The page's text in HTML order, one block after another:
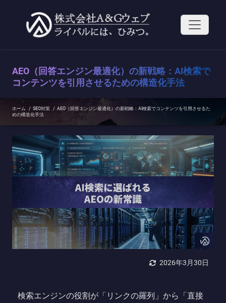
へ
AEO（回答エンジン最適化）の新戦略：AI検索で
コンテンツを引用させるための構造化手法
ホーム / SEO対策 / AEO（回答エンジン最適化）の新戦略：AI検索でコンテンツを引用させるた
めの構造化手法
2026年3月30日
検索エンジンの役割が「リンクの羅列」から「直接